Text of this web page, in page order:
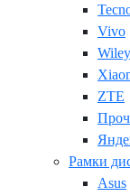
Vivo
ZTE
Рамки
Asus